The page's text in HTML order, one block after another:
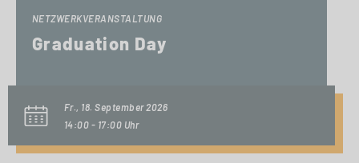
NETZWERKVERANSTALTUNG
Graduation Day
Fr., 18. September 2026
14:00 - 17:00 Uhr